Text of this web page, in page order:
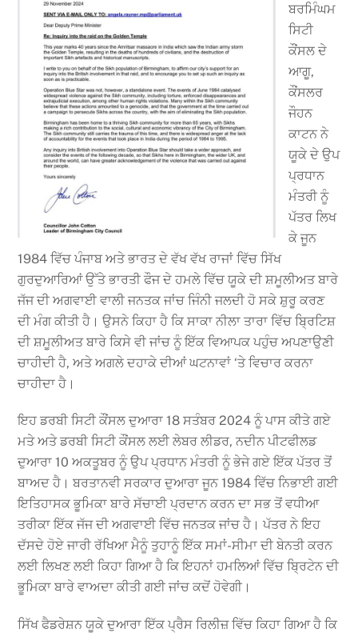
ਬਰਮਿੰਘਮ
ਸਿਟੀ
ਕੌਂਸਲ ਦੇ
ਆਗੂ,
ਕੌਂਸਲਰ
ਜੌਹਨ
ਕਾਟਨ ਨੇ
ਯੂਕੇ ਦੇ ਉਪ
ਪ੍ਰਧਾਨ
ਮੰਤਰੀ ਨੂੰ
ਪੱਤਰ ਲਿਖ
ਕੇ ਜੂਨ
1984 ਵਿੱਚ ਪੰਜਾਬ ਅਤੇ ਭਾਰਤ ਦੇ ਵੱਖ ਵੱਖ ਰਾਜਾਂ ਵਿੱਚ ਸਿੱਖ
ਗੁਰਦੁਆਰਿਆਂ ਉੱਤੇ ਭਾਰਤੀ ਫੌਜ ਦੇ ਹਮਲੇ ਵਿੱਚ ਯੂਕੇ ਦੀ ਸ਼ਮੂਲੀਅਤ ਬਾਰੇ
ਜੱਜ ਦੀ ਅਗਵਾਈ ਵਾਲੀ ਜਨਤਕ ਜਾਂਚ ਜਿੰਨੀ ਜਲਦੀ ਹੋ ਸਕੇ ਸ਼ੁਰੂ ਕਰਣ
ਦੀ ਮੰਗ ਕੀਤੀ ਹੈ। ਉਸਨੇ ਕਿਹਾ ਹੈ ਕਿ ਸਾਕਾ ਨੀਲਾ ਤਾਰਾ ਵਿੱਚ ਬ੍ਰਿਟਿਸ਼
ਦੀ ਸ਼ਮੂਲੀਅਤ ਬਾਰੇ ਕਿਸੇ ਵੀ ਜਾਂਚ ਨੂੰ ਇੱਕ ਵਿਆਪਕ ਪਹੁੰਚ ਅਪਣਾਉਣੀ
ਚਾਹੀਦੀ ਹੈ, ਅਤੇ ਅਗਲੇ ਦਹਾਕੇ ਦੀਆਂ ਘਟਨਾਵਾਂ ‘ਤੇ ਵਿਚਾਰ ਕਰਨਾ
ਚਾਹੀਦਾ ਹੈ।
ਇਹ ਡਰਬੀ ਸਿਟੀ ਕੌਂਸਲ ਦੁਆਰਾ 18 ਸਤੰਬਰ 2024 ਨੂੰ ਪਾਸ ਕੀਤੇ ਗਏ
ਮਤੇ ਅਤੇ ਡਰਬੀ ਸਿਟੀ ਕੌਂਸਲ ਲਈ ਲੇਬਰ ਲੀਡਰ, ਨਦੀਨ ਪੀਟਫੀਲਡ
ਦੁਆਰਾ 10 ਅਕਤੂਬਰ ਨੂੰ ਉਪ ਪ੍ਰਧਾਨ ਮੰਤਰੀ ਨੂੰ ਭੇਜੇ ਗਏ ਇੱਕ ਪੱਤਰ ਤੋਂ
ਬਾਅਦ ਹੈ। ਬਰਤਾਨਵੀ ਸਰਕਾਰ ਦੁਆਰਾ ਜੂਨ 1984 ਵਿੱਚ ਨਿਭਾਈ ਗਈ
ਇਤਿਹਾਸਕ ਭੂਮਿਕਾ ਬਾਰੇ ਸੱਚਾਈ ਪ੍ਰਦਾਨ ਕਰਨ ਦਾ ਸਭ ਤੋਂ ਵਧੀਆ
ਤਰੀਕਾ ਇੱਕ ਜੱਜ ਦੀ ਅਗਵਾਈ ਵਿੱਚ ਜਨਤਕ ਜਾਂਚ ਹੈ। ਪੱਤਰ ਨੇ ਇਹ
ਦੱਸਦੇ ਹੋਏ ਜਾਰੀ ਰੱਖਿਆ ਮੈਨੂੰ ਤੁਹਾਨੂੰ ਇੱਕ ਸਮਾਂ-ਸੀਮਾ ਦੀ ਬੇਨਤੀ ਕਰਨ
ਲਈ ਲਿਖਣ ਲਈ ਕਿਹਾ ਗਿਆ ਹੈ ਕਿ ਇਹਨਾਂ ਹਮਲਿਆਂ ਵਿੱਚ ਬ੍ਰਿਟੇਨ ਦੀ
ਭੂਮਿਕਾ ਬਾਰੇ ਵਾਅਦਾ ਕੀਤੀ ਗਈ ਜਾਂਚ ਕਦੋਂ ਹੋਵੇਗੀ।
ਸਿੱਖ ਫੈਡਰੇਸ਼ਨ ਯੂਕੇ ਦੁਆਰਾ ਇੱਕ ਪ੍ਰੈਸ ਰਿਲੀਜ਼ ਵਿੱਚ ਕਿਹਾ ਗਿਆ ਹੈ ਕਿ